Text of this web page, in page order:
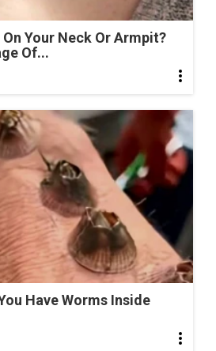
Your Neck Or Armpit?
Of...
Have Worms Inside